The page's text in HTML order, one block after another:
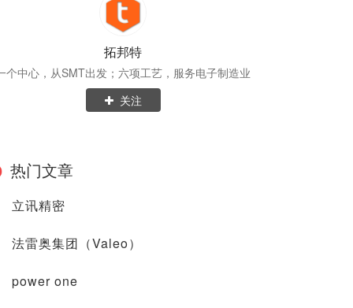
拓邦特
个中心，从SMT出发；六项工艺，服务电子制造业
关注
热门文章
立讯精密
法雷奥集团（Valeo）
power one